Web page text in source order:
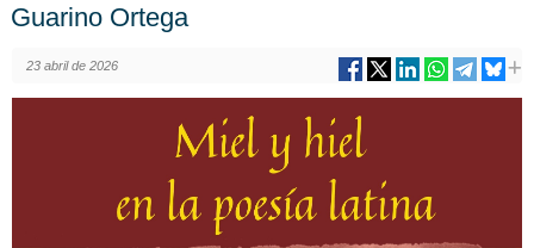
Guarino Ortega
23 abril de 2026